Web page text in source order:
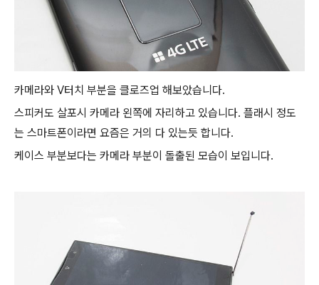
카메라와 V터치 부분을 클로즈업 해보았습니다.
스피커도 살포시 카메라 왼쪽에 자리하고 있습니다. 플래시 정도
는 스마트폰이라면 요즘은 거의 다 있는듯 합니다.
케이스 부분보다는 카메라 부분이 돌출된 모습이 보입니다.